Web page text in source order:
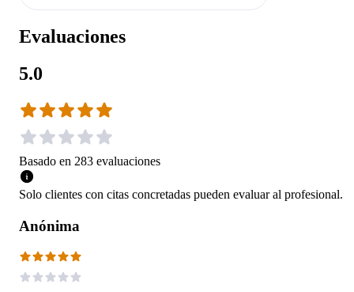
Evaluaciones
5.0
Basado en 283 evaluaciones
Solo clientes con citas concretadas pueden evaluar al profesional.
Anónima